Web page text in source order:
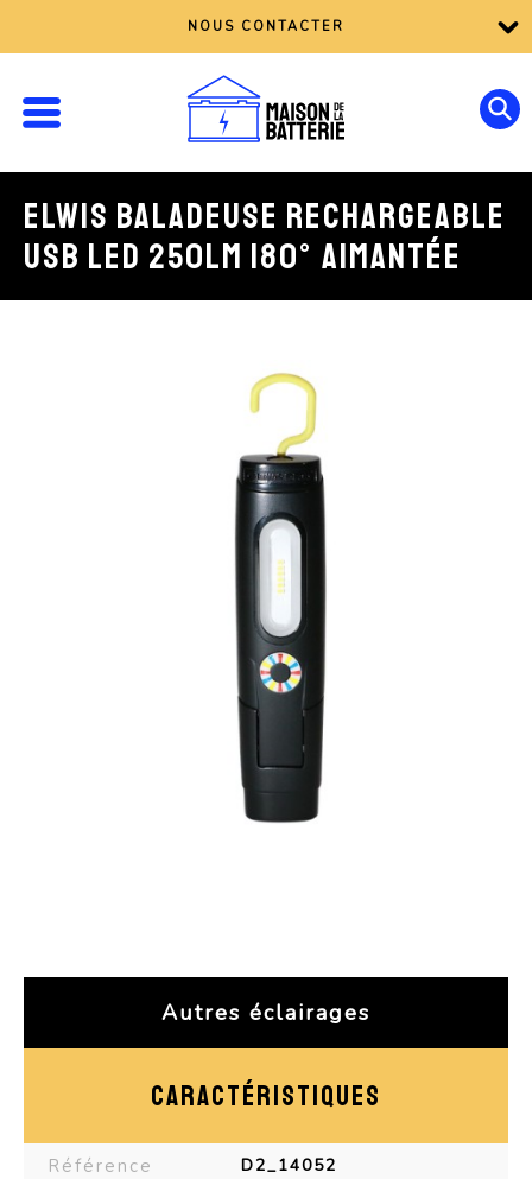
NOUS CONTACTER
ELWIS BALADEUSE RECHARGEABLE
USB LED 250LM 180° AIMANTÉE
Autres éclairages
CARACTÉRISTIQUES
Référence D2_14052